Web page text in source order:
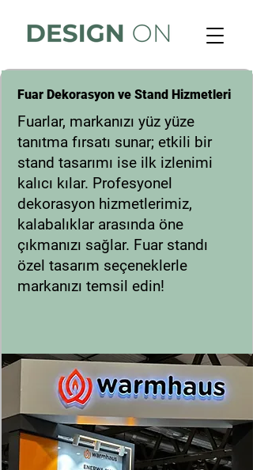
Fuar Dekorasyon ve Stand Hizmetleri
Fuarlar, markanızı yüz yüze
tanıtma fırsatı sunar; etkili bir
stand tasarımı ise ilk izlenimi
kalıcı kılar. Profesyonel
dekorasyon hizmetlerimiz,
kalabalıklar arasında öne
çıkmanızı sağlar. Fuar standı
özel tasarım seçeneklerle
markanızı temsil edin!